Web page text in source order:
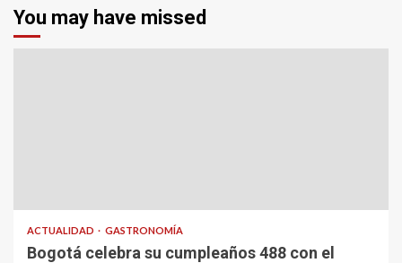
You may have missed
ACTUALIDAD GASTRONOMÍA
Bogotá celebra su cumpleaños 488 con el